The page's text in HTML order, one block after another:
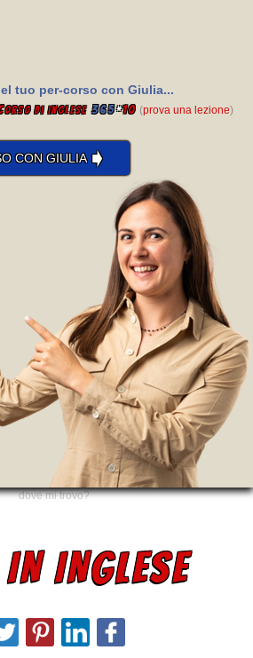
tuo per-corso con Giulia...
orso di inglese 365*10 (prova una lezione)
CON GIULIA➧
dove mi trovo?
INGLESE